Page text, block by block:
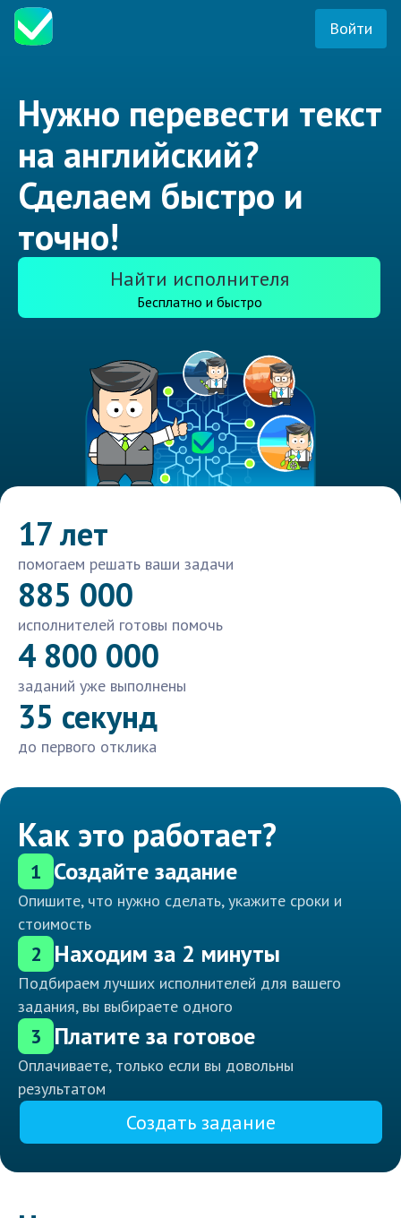
Войти
Нужно перевести текст
на английский?
Сделаем быстро и
точно!
Найти исполнителя
Бесплатно и быстро
17 лет
помогаем решать ваши задачи
885 000
исполнителей готовы помочь
4 800 000
заданий уже выполнены
35 секунд
до первого отклика
Как это работает?
1 Создайте задание
Опишите, что нужно сделать, укажите сроки и
стоимость
2 Находим за 2 минуты
Подбираем лучших исполнителей для вашего
задания, вы выбираете одного
3 Платите за готовое
Оплачиваете, только если вы довольны
результатом
Создать задание